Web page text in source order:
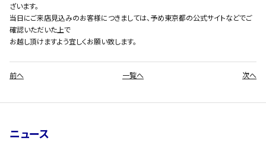
ざいます。
当日にご来店見込みのお客様につきましては、予め東京都の公式サイトなどでご
確認いただいた上で
お越し頂けますよう宜しくお願い致します。
前へ 一覧へ 次へ
ニュース